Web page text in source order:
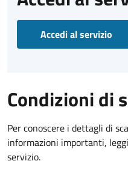
Accedi al servizio
Condizioni di
Per conoscere i dettagli di
informazioni importanti,
servizio.